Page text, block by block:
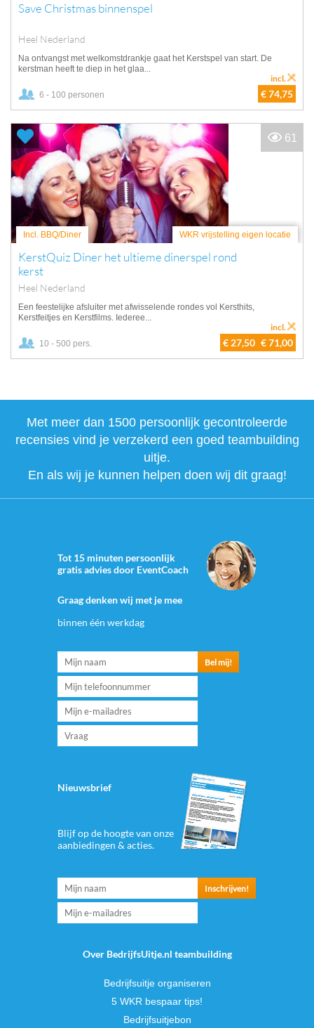
Save Christmas binnenspel
Heel Nederland
Na ontvangst met welkomstdrankje gaat het Kerstspel van start. De
kerstman heeft te diep in het glaa...
6 - 100 personen € 74,75
incl.
Incl. BBQ/Diner WKR vrijstelling eigen locatie
KerstQuiz Diner het ultieme dinerspel rond
kerst
Heel Nederland
Een feestelijke afsluiter met afwisselende rondes vol Kersthits,
Kerstfeitjes en Kerstfilms. Iederee...
10 - 500 pers. € 27,50 € 71,00
incl.
61
Met meer dan 1500 persoonlijk gecontroleerde
recensies vind je verzekerd een goed teambuilding
uitje.
En als wij je kunnen helpen doen wij dit graag!
Tot 15 minuten persoonlijk
gratis advies door EventCoach
Graag denken wij met je mee
binnen één werkdag
Nieuwsbrief
Blijf op de hoogte van onze
aanbiedingen & acties.
Over BedrijfsUitje.nl teambuilding
Bedrijfsuitje organiseren
5 WKR bespaar tips!
Bedrijfsuitjebon